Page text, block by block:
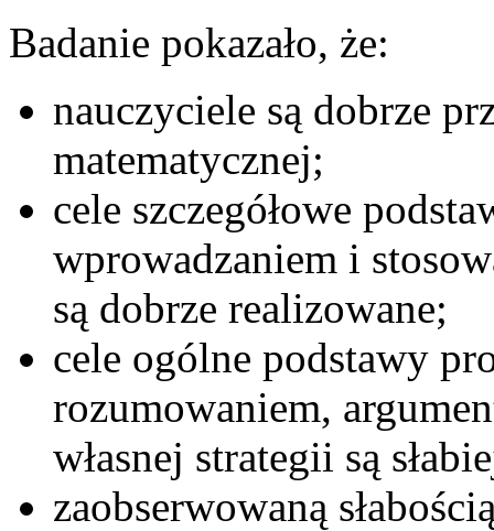
Badanie pokazało, że:
nauczyciele są dobrze
matematycznej;
cele szczegółowe
wprowadzaniem i
są dobrze realizowane;
cele ogólne podstawy
rozumowaniem,
własnej strategii są
zaobserwowaną